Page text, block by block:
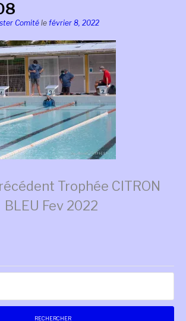
Comité le février 8, 2022
Trophée CITRON
BLEU Fev 2022